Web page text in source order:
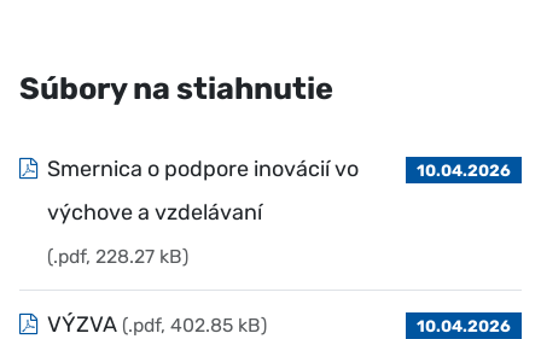
Súbory na stiahnutie
Smernica o podpore inovácií vo
výchove a vzdelávaní
(.pdf, 228.27 kB)
10.04.2026
VÝZVA (.pdf, 402.85 kB) 10.04.2026